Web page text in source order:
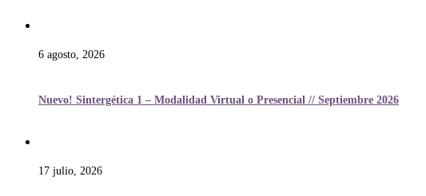
6 agosto, 2026
Nuevo! Sintergética 1 – Modalidad Virtual o Presencial // Septiembre 2026
17 julio, 2026